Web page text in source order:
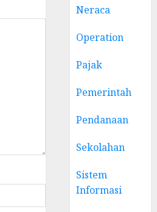
Neraca
Operation
Pajak
Pemerintah
Pendanaan
Sekolahan
Sistem
Informasi